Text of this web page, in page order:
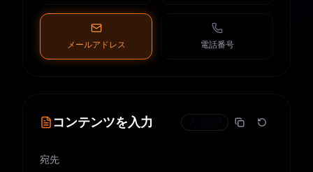
メールアドレス 電話番号
コンテンツを入力
宛先